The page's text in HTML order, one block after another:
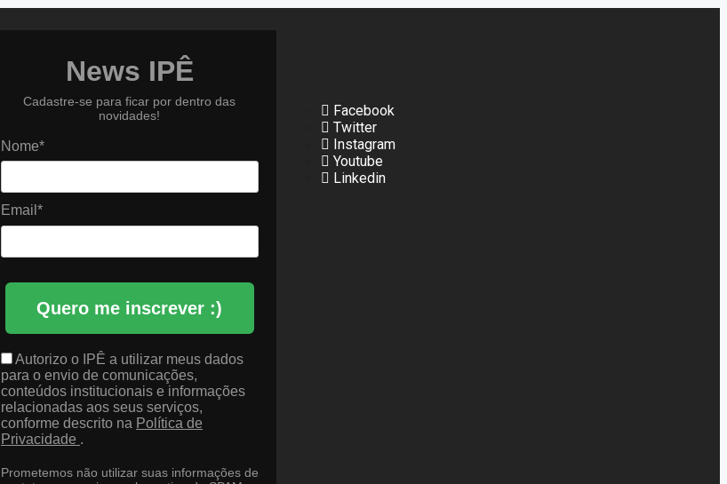
News IPÊ
Cadastre-se para ficar por dentro das
novidades!
Nome*
Email*
Quero me inscrever :)
Autorizo o IPÊ a utilizar meus dados
para o envio de comunicações,
conteúdos institucionais e informações
relacionadas aos seus serviços,
conforme descrito na Política de
Privacidade .
Prometemos não utilizar suas informações de
Facebook
Twitter
Instagram
Youtube
Linkedin